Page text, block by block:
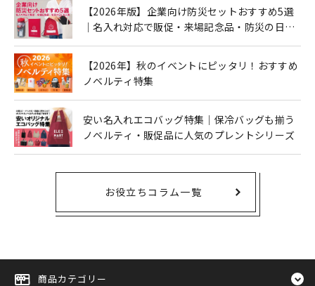
【2026年版】企業向け防災セットおすすめ5選
｜名入れ対応で販促・来場記念品・防災の日に
【2026年】秋のイベントにピッタリ！おすすめ
ノベルティ特集
安い名入れエコバッグ特集｜保冷バッグも揃う
ノベルティ・販促品に人気のプレントシリーズ
お役立ちコラム一覧
商品カテゴリー